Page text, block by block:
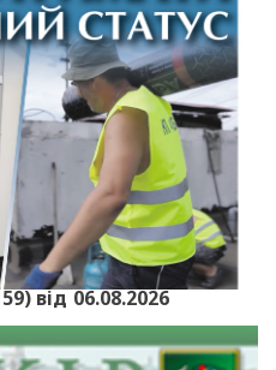
від 06.08.2026